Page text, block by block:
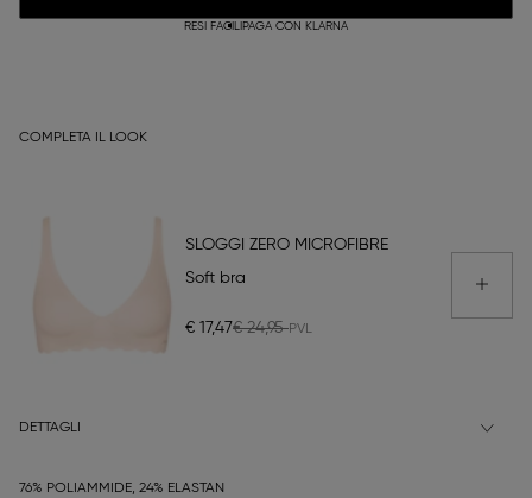
RESI FACILI PAGA CON KLARNA
COMPLETA IL LOOK
SLOGGI ZERO MICROFIBRE
Soft bra
€ 17,47€ 24,95
DETTAGLI
76% POLIAMMIDE, 24% ELASTAN